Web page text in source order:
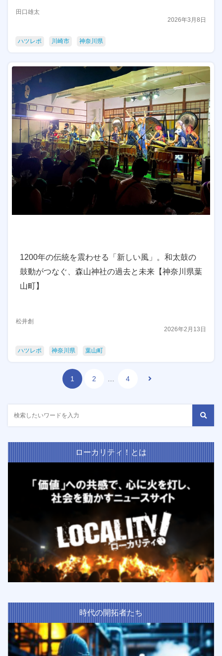
田口雄太
2026年3月8日
ハツレポ 川崎市 神奈川県
1200年の伝統を震わせる「新しい風」。和太鼓の
鼓動がつなぐ、森山神社の過去と未来【神奈川県葉
山町】
松井創
2026年2月13日
ハツレポ 神奈川県 葉山町
1 2 … 4
ローカリティ！とは
時代の開拓者たち